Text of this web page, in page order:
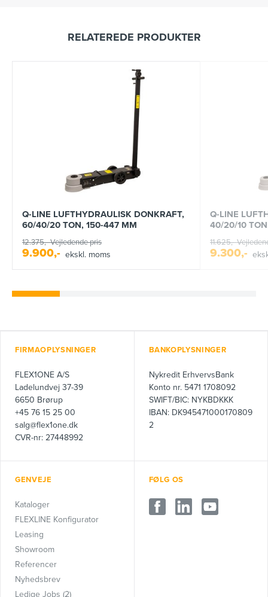
RELATEREDE PRODUKTER
Q-LINE LUFTHYDRAULISK DONKRAFT,
60/40/20 TON, 150-447 MM
12.375,-Vejledende pris
9.900,- ekskl. moms
Q-LINE
40/20/10
11.625,-
9.300,-
FIRMAOPLYSNINGER
FLEX1ONE A/S
Ladelundvej 37-39
6650 Brørup
+45 76 15 25 00
salg@flex1one.dk
CVR-nr: 27448992
BANKOPLYSNINGER
Nykredit ErhvervsBank
Konto nr. 5471 1708092
SWIFT/BIC: NYKBDKKK
IBAN: DK945471000170809
2
GENVEJE
Kataloger
FLEXLINE Konfigurator
Leasing
Showroom
Referencer
Nyhedsbrev
Ledige Jobs (2)
FØLG OS